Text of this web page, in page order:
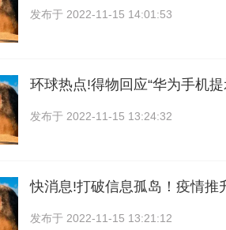
发布于 2022-11-15 14:01:53
环球热点!得物回应“华为手机
发布于 2022-11-15 13:24:32
快消息!打破信息孤岛！疫情推
发布于 2022-11-15 13:21:12